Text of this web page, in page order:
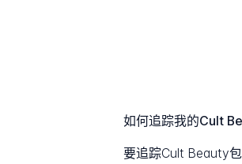
如何追踪我的Cult
要追踪Cult Beauty